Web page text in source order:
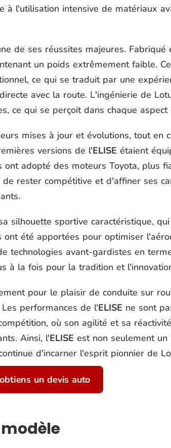
à l'utilisation intensive de matériaux
de ses réussites majeures.
un poids extrêmement faible.
ce qui se traduit par une
avec la route. L'ingénierie de
ce qui se perçoit dans chaque aspect
mises à jour et évolutions, tout en
versions de l'ELISE étaient
adopté des moteurs Toyota, plus
de rester compétitive et d'affiner ses
silhouette sportive caractéristique,
ont été apportées pour optimiser
technologies avant-gardistes en
à la fois pour la tradition et
pour le plaisir de conduite sur
performances de l'ELISE ne sont
où son agilité et sa
Ainsi, l'ELISE est non seulement
d'incarner l'esprit pionnier de
un devis auto